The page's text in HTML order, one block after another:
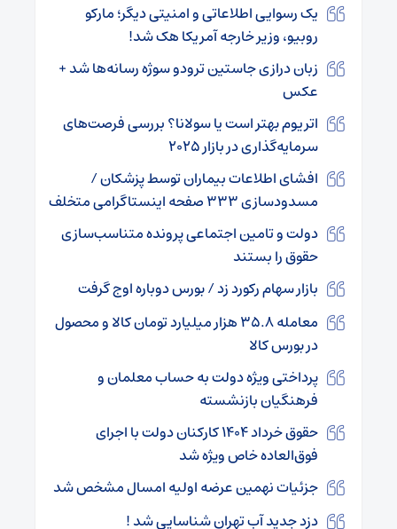
یک رسوایی اطلاعاتی و امنیتی دیگر؛ مارکو
روبیو، وزیر خارجه آمریکا هک شد!
زبان درازی جاستین ترودو سوژه رسانه‌ها شد +
عکس
اتریوم بهتر است یا سولانا؟ بررسی فرصت‌های
سرمایه‌گذاری در بازار ۲۰۲۵
افشای اطلاعات بیماران توسط پزشکان /
مسدودسازی ۳۳۳ صفحه اینستاگرامی متخلف
دولت و تامین اجتماعی پرونده متناسب‌سازی
حقوق را بستند
بازار سهام رکورد زد / بورس دوباره اوج گرفت
معامله ۳۵.۸ هزار میلیارد تومان کالا و محصول
در بورس کالا
پرداختی ویژه دولت به حساب معلمان و
فرهنگیان بازنشسته
حقوق خرداد ۱۴۰۴ کارکنان دولت با اجرای
فوق‌العاده خاص ویژه شد
جزئیات نهمین عرضه اولیه امسال مشخص شد
دزد جدید آب تهران شناسایی شد !